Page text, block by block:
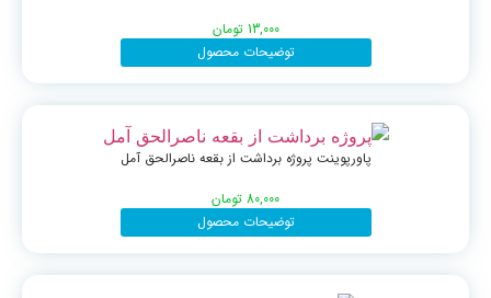
13,000 تومان
توضیحات محصول
پاورپوینت پروژه برداشت از بقعه ناصرالحق آمل
80,000 تومان
توضیحات محصول